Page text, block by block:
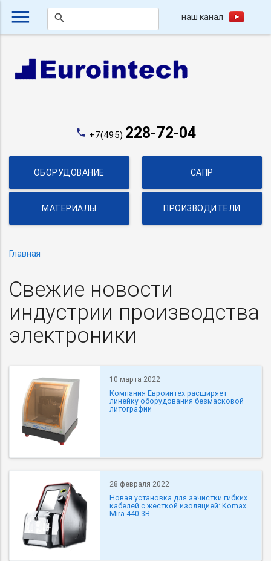
menu search наш канал
phone +7(495) 228-72-04
ОБОРУДОВАНИЕ САПР
МАТЕРИАЛЫ ПРОИЗВОДИТЕЛИ
Главная
Свежие новости
индустрии производства
электроники
10 марта 2022
Компания Евроинтех расширяет
линейку оборудования безмасковой
литографии
28 февраля 2022
Новая установка для зачистки гибких
кабелей с жесткой изоляцией: Komax
Mira 440 3B